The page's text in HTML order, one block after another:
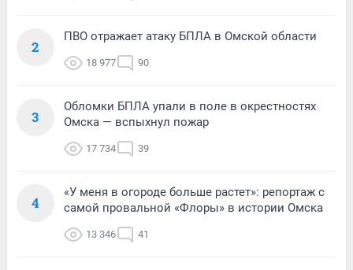
2
ПВО отражает атаку БПЛА в Омской области
18 977 90
3
Обломки БПЛА упали в поле в окрестностях
Омска — вспыхнул пожар
17 734 39
4
«У меня в огороде больше растет»: репортаж с
самой провальной «Флоры» в истории Омска
13 346 41